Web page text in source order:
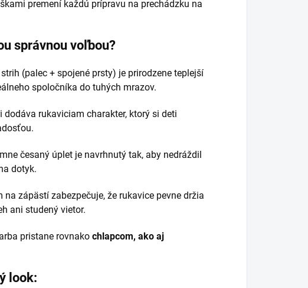
premení každú prípravu na prechádzku na
správnou voľbou?
(palec + spojené prsty) je prirodzene teplejší
spoločníka do tuhých mrazov.
dodáva rukaviciam charakter, ktorý si deti
česaný úplet je navrhnutý tak, aby nedráždil
dotyk.
na zápästí zabezpečuje, že rukavice pevne držia
ani studený vietor.
pristane rovnako chlapcom, ako aj
look: